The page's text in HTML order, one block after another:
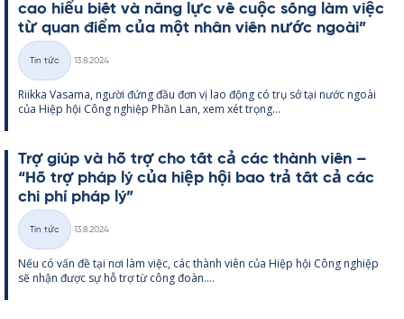
cao hiểu biết và năng lực về cuộc sống làm việc
từ quan điểm của một nhân viên nước ngoài”
Thể
loại
Tin tức
13.8.2024
Riikka Va­sama, người đứng đầu đơn vị lao động có trụ sở tại nước ngoài
của Hiệp hội Công ng­hiệp Phần Lan, xem xét trọng...
Trợ giúp và hỗ trợ cho tất cả các thành viên –
“Hỗ trợ pháp lý của hiệp hội bao trả tất cả các
chi phí pháp lý”
Thể
loại
Tin tức
13.8.2024
Nếu có vấn đề tại nơi làm việc, các thành viên của Hiệp hội Công ng­hiệp
sẽ nhận được sự hỗ trợ từ công đoàn....